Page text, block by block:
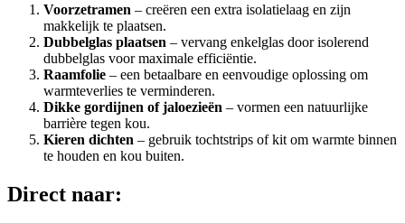
Voorzetramen – creëren een extra isolatielaag en zijn
makkelijk te plaatsen.
Dubbelglas plaatsen – vervang enkelglas door isolerend
dubbelglas voor maximale efficiëntie.
Raamfolie – een betaalbare en eenvoudige oplossing om
warmteverlies te verminderen.
Dikke gordijnen of jaloezieën – vormen een natuurlijke
barrière tegen kou.
Kieren dichten – gebruik tochtstrips of kit om warmte binnen
te houden en kou buiten.
Direct naar: